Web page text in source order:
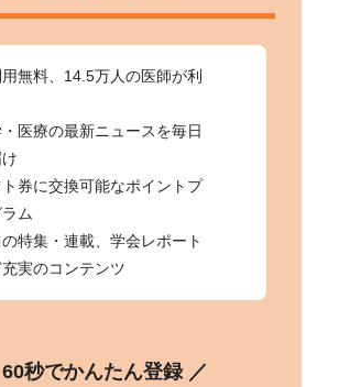
用無料、14.5万人の医師が利
・医療の最新ニュースを毎日
ト券に交換可能なポイントプ
ム
特集・連載、学会レポート
実のコンテンツ
秒でかんたん登録 ／